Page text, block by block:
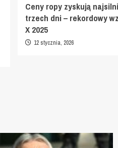
Ceny ropy zyskują
trzech dni – rekordowy
X 2025
12 stycznia, 2026